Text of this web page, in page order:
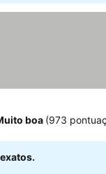
boa (973